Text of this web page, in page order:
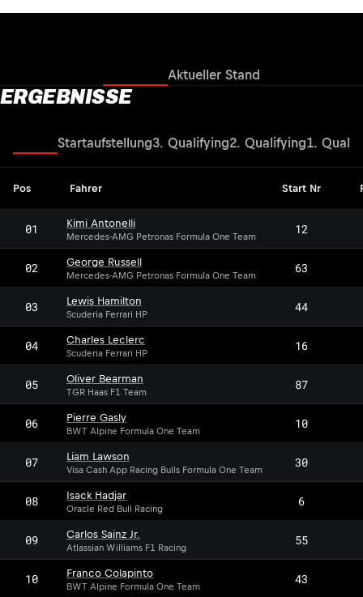
Aktueller Stand
ERGEBNISSE
Startaufstellung3. Qualifying2. Qualifying1.
Pos Fahrer Start Nr
01 Kimi Antonelli
Mercedes-AMG Petronas Formula One Team 12
02 George Russell
Mercedes-AMG Petronas Formula One Team 63
03 Lewis Hamilton
Scuderia Ferrari HP 44
04 Charles Leclerc
Scuderia Ferrari HP 16
05 Oliver Bearman
TGR Haas F1 Team 87
06 Pierre Gasly
BWT Alpine Formula One Team 10
07 Liam Lawson
Visa Cash App Racing Bulls Formula One Team 30
08 Isack Hadjar
Oracle Red Bull Racing 6
09 Carlos Sainz Jr.
Atlassian Williams F1 Racing 55
10 Franco Colapinto
BWT Alpine Formula One Team 43